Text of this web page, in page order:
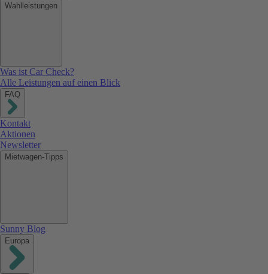
Wahlleistungen
Was ist Car Check?
Alle Leistungen auf einen Blick
FAQ
Kontakt
Aktionen
Newsletter
Mietwagen-Tipps
Sunny Blog
Europa